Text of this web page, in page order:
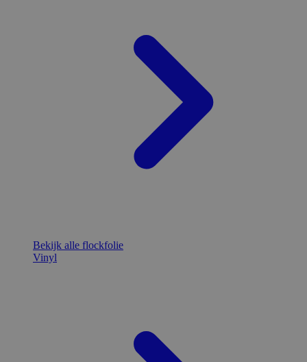
Bekijk alle flockfolie
Vinyl